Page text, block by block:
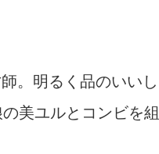
。明るく品のいい
美ユルとコンビを